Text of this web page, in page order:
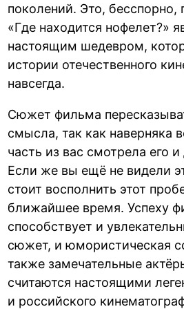
поколений. Это, бесспорно,
«Где находится нофелет?»
настоящим шедевром,
истории отечественного
навсегда.
Сюжет фильма
смысла, так как наверняка
часть из вас смотрела его
Если же вы ещё не видели
стоит восполнить этот
ближайшее время. Успеху
способствует и
сюжет, и юмористическая
также замечательные
считаются настоящими
и российского